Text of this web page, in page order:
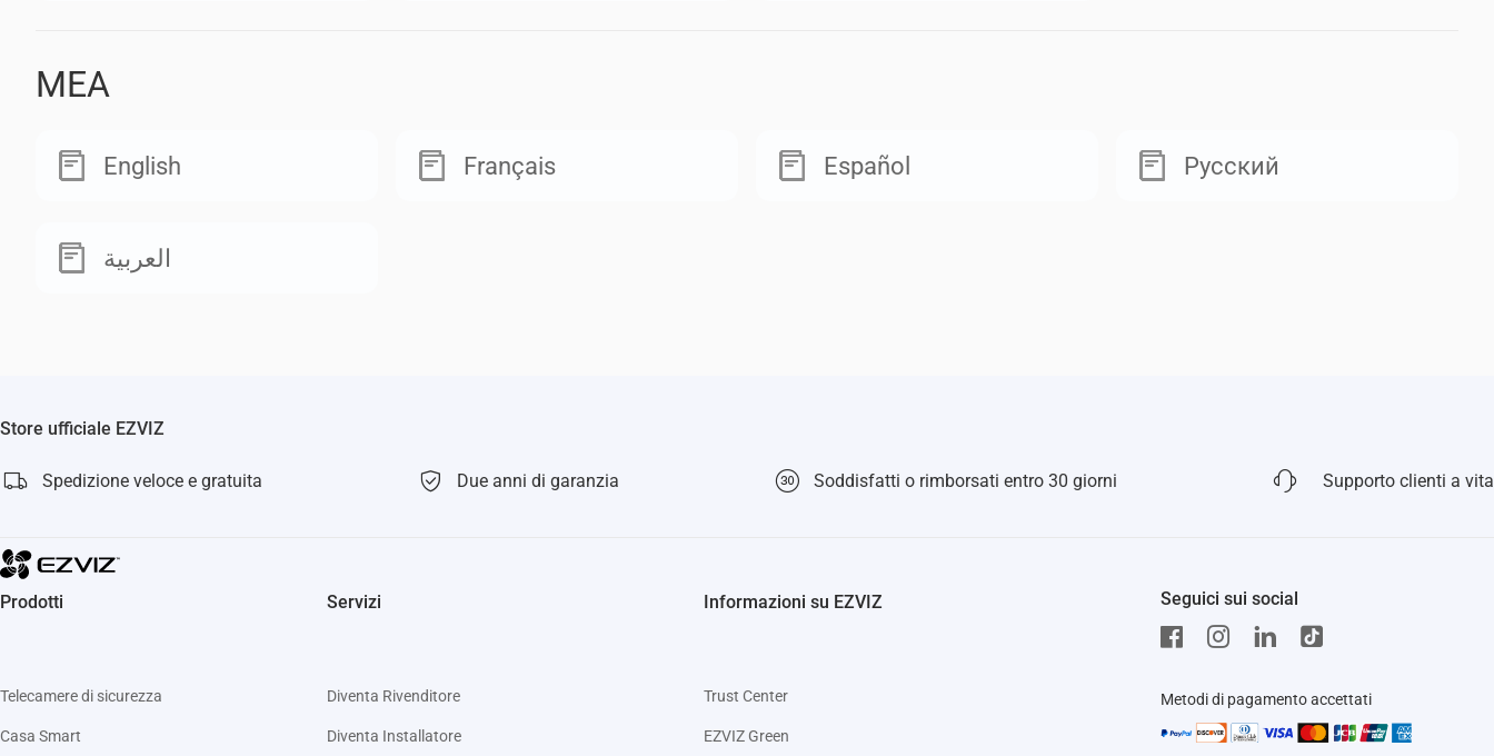
MEA
English Français Español Русский
العربية
Store ufficiale EZVIZ
Spedizione veloce e gratuita Due anni di garanzia Soddisfatti o rimborsati entro 30 giorni Supporto clienti a vita
Prodotti
Telecamere di sicurezza
Casa Smart
Servizi
Diventa Rivenditore
Diventa Installatore
Informazioni su EZVIZ
Trust Center
EZVIZ Green
Seguici sui social
Metodi di pagamento accettati